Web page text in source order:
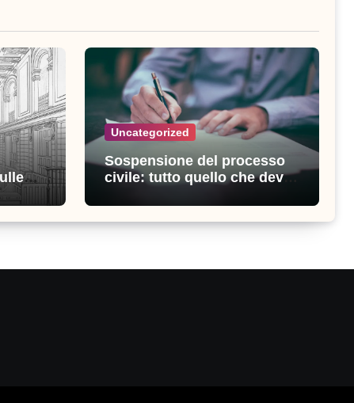
Uncategorized
Sospensione del processo
civile: tutto quello che devi